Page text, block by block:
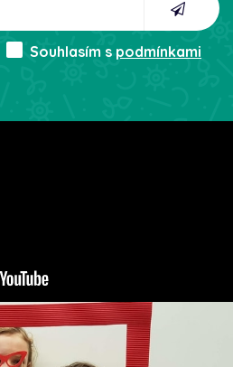
Souhlasím s podmínkami